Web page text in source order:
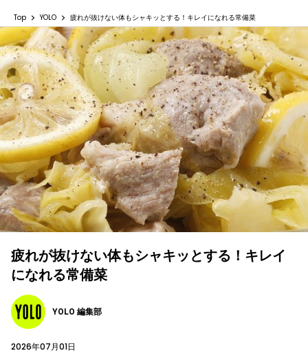
Top YOLO 疲れが抜けない体もシャキッとする！キレイになれる常備菜
疲れが抜けない体もシャキッとする！キレイ
になれる常備菜
YOLO 編集部
2026年07月01日